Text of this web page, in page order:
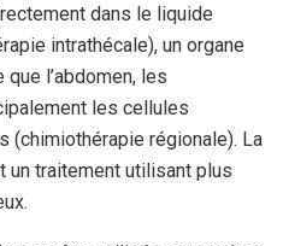
dans le liquide
intrathécale), un organe
l’abdomen, les
les cellules
(chimiothérapie régionale). La
un traitement utilisant plus